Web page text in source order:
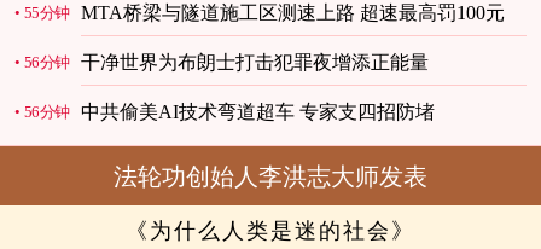
55分钟 MTA桥梁与隧道施工区测速上路 超速最高罚100元
56分钟 干净世界为布朗士打击犯罪夜增添正能量
56分钟 中共偷美AI技术弯道超车 专家支四招防堵
法轮功创始人李洪志大师发表
《为什么人类是迷的社会》